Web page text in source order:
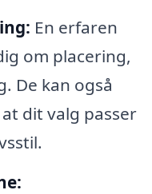
En erfaren
om placering,
De kan også
dit valg passer